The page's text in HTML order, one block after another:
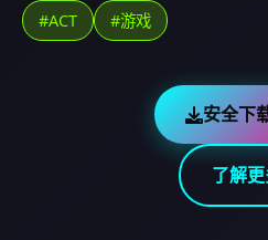
#ACT #游戏
安全下
了解